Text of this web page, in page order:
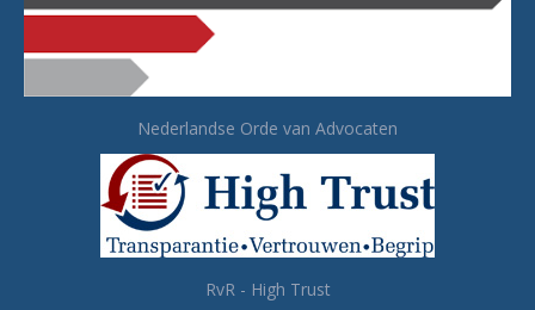
Nederlandse Orde van Advocaten
RvR - High Trust